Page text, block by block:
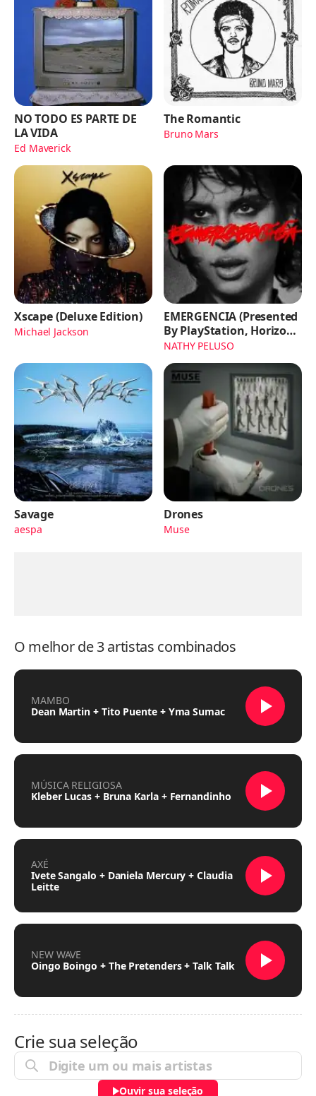
NO TODO ES PARTE DE
LA VIDA
Ed Maverick
The Romantic
Bruno Mars
Xscape (Deluxe Edition)
Michael Jackson
EMERGENCIA (Presented
By PlayStation, Horizon
Forbidden West)
NATHY PELUSO
Savage
aespa
Drones
Muse
O melhor de 3 artistas combinados
MAMBO
Dean Martin + Tito Puente + Yma Sumac
MÚSICA RELIGIOSA
Kleber Lucas + Bruna Karla + Fernandinho
AXÉ
Ivete Sangalo + Daniela Mercury + Claudia
Leitte
NEW WAVE
Oingo Boingo + The Pretenders + Talk Talk
Crie sua seleção
Ouvir sua seleção